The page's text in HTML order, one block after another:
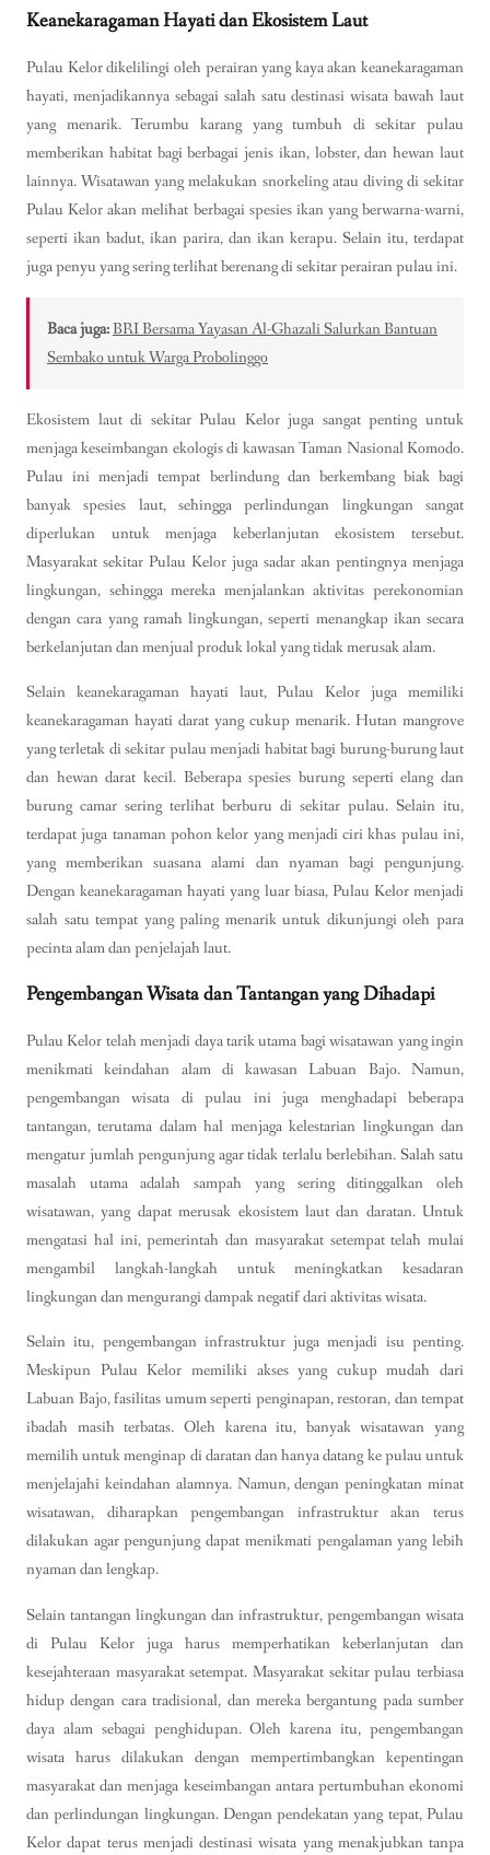
Keanekaragaman Hayati dan Ekosistem Laut
Pulau Kelor dikelilingi oleh perairan yang kaya akan keanekaragaman
hayati, menjadikannya sebagai salah satu destinasi wisata bawah laut
yang menarik. Terumbu karang yang tumbuh di sekitar pulau
memberikan habitat bagi berbagai jenis ikan, lobster, dan hewan laut
lainnya. Wisatawan yang melakukan snorkeling atau diving di sekitar
Pulau Kelor akan melihat berbagai spesies ikan yang berwarna-warni,
seperti ikan badut, ikan parira, dan ikan kerapu. Selain itu, terdapat
juga penyu yang sering terlihat berenang di sekitar perairan pulau ini.
Baca juga:BRI Bersama Yayasan Al-Ghazali Salurkan Bantuan
Sembako untuk Warga Probolinggo
Ekosistem laut di sekitar Pulau Kelor juga sangat penting untuk
menjaga keseimbangan ekologis di kawasan Taman Nasional Komodo.
Pulau ini menjadi tempat berlindung dan berkembang biak bagi
banyak spesies laut, sehingga perlindungan lingkungan sangat
diperlukan untuk menjaga keberlanjutan ekosistem tersebut.
Masyarakat sekitar Pulau Kelor juga sadar akan pentingnya menjaga
lingkungan, sehingga mereka menjalankan aktivitas perekonomian
dengan cara yang ramah lingkungan, seperti menangkap ikan secara
berkelanjutan dan menjual produk lokal yang tidak merusak alam.
Selain keanekaragaman hayati laut, Pulau Kelor juga memiliki
keanekaragaman hayati darat yang cukup menarik. Hutan mangrove
yang terletak di sekitar pulau menjadi habitat bagi burung-burung laut
dan hewan darat kecil. Beberapa spesies burung seperti elang dan
burung camar sering terlihat berburu di sekitar pulau. Selain itu,
terdapat juga tanaman pohon kelor yang menjadi ciri khas pulau ini,
yang memberikan suasana alami dan nyaman bagi pengunjung.
Dengan keanekaragaman hayati yang luar biasa, Pulau Kelor menjadi
salah satu tempat yang paling menarik untuk dikunjungi oleh para
pecinta alam dan penjelajah laut.
Pengembangan Wisata dan Tantangan yang Dihadapi
Pulau Kelor telah menjadi daya tarik utama bagi wisatawan yang ingin
menikmati keindahan alam di kawasan Labuan Bajo. Namun,
pengembangan wisata di pulau ini juga menghadapi beberapa
tantangan, terutama dalam hal menjaga kelestarian lingkungan dan
mengatur jumlah pengunjung agar tidak terlalu berlebihan. Salah satu
masalah utama adalah sampah yang sering ditinggalkan oleh
wisatawan, yang dapat merusak ekosistem laut dan daratan. Untuk
mengatasi hal ini, pemerintah dan masyarakat setempat telah mulai
mengambil langkah-langkah untuk meningkatkan kesadaran
lingkungan dan mengurangi dampak negatif dari aktivitas wisata.
Selain itu, pengembangan infrastruktur juga menjadi isu penting.
Meskipun Pulau Kelor memiliki akses yang cukup mudah dari
Labuan Bajo, fasilitas umum seperti penginapan, restoran, dan tempat
ibadah masih terbatas. Oleh karena itu, banyak wisatawan yang
memilih untuk menginap di daratan dan hanya datang ke pulau untuk
menjelajahi keindahan alamnya. Namun, dengan peningkatan minat
wisatawan, diharapkan pengembangan infrastruktur akan terus
dilakukan agar pengunjung dapat menikmati pengalaman yang lebih
nyaman dan lengkap.
Selain tantangan lingkungan dan infrastruktur, pengembangan wisata
di Pulau Kelor juga harus memperhatikan keberlanjutan dan
kesejahteraan masyarakat setempat. Masyarakat sekitar pulau terbiasa
hidup dengan cara tradisional, dan mereka bergantung pada sumber
daya alam sebagai penghidupan. Oleh karena itu, pengembangan
wisata harus dilakukan dengan mempertimbangkan kepentingan
masyarakat dan menjaga keseimbangan antara pertumbuhan ekonomi
dan perlindungan lingkungan. Dengan pendekatan yang tepat, Pulau
Kelor dapat terus menjadi destinasi wisata yang menakjubkan tanpa